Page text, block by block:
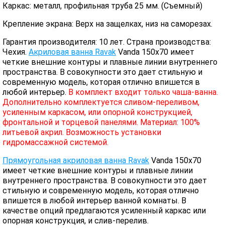
Каркас: металл, профильная труба 25 мм. (Съемный)
Крепление экрана: Верх на защелках, низ на саморезах.
Гарантия производителя: 10 лет. Страна производства:
Чехия. Акриловая ванна Ravak Vanda 150х70 имеет
четкие внешние контуры и плавные линии внутреннего
пространства. В совокупности это дает стильную и
современную модель, которая отлично впишется в
любой интерьер. В комплект входит только чаша-ванна.
Дополнительно комплектуется сливом-переливом,
усиленным каркасом, или опорной конструкцией,
фронтальной и торцевой панелями. Материал: 100%
литьевой акрил. Возможность установки
гидромассажной системой.
Прямоугольная акриловая ванна Ravak Vanda 150х70
имеет четкие внешние контуры и плавные линии
внутреннего пространства. В совокупности это дает
стильную и современную модель, которая отлично
впишется в любой интерьер ванной комнаты. В
качестве опций предлагаются усиленный каркас или
опорная конструкция, и слив-перелив.